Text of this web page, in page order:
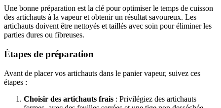
Une bonne préparation est la clé pour optimiser le temps de cuisson
des artichauts à la vapeur et obtenir un résultat savoureux. Les
artichauts doivent être nettoyés et taillés avec soin pour éliminer les
parties dures ou fibreuses.
Étapes de préparation
Avant de placer vos artichauts dans le panier vapeur, suivez ces
étapes :
Choisir des artichauts frais : Privilégiez des artichauts